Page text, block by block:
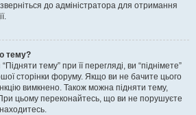
до адміністратора для отримання
тему?
тему” при її перегляді, ви “піднімете”
сторінки форуму. Якщо ви не бачите цього
вимкнено. Також можна підняти тему,
цьому переконайтесь, що ви не порушуєте